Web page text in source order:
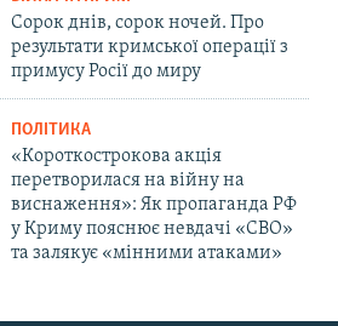
Сорок днів, сорок ночей. Про
результати кримської операції з
примусу Росії до миру
ПОЛІТИКА
«Короткострокова акція
перетворилася на війну на
виснаження»: Як пропаганда РФ
у Криму пояснює невдачі «СВО»
та залякує «мінними атаками»